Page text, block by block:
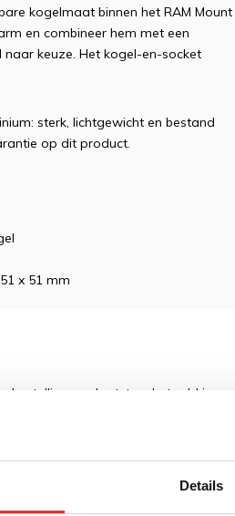
Details
kogelmaat binnen het RAM Mount
en combineer hem met een
keuze. Het kogel-en-socket
sterk, lichtgewicht en bestand
op dit product.
x 51 mm
geplaatst en betaald is voor